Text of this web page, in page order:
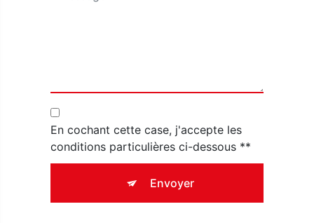
En cochant cette case, j'accepte les
conditions particulières ci-dessous **
Envoyer